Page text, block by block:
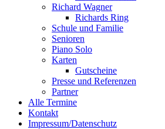
Richard Wagner
Richards Ring
Schule und Familie
Senioren
Piano Solo
Karten
Gutscheine
Presse und Referenzen
Partner
Alle Termine
Kontakt
Impressum/Datenschutz